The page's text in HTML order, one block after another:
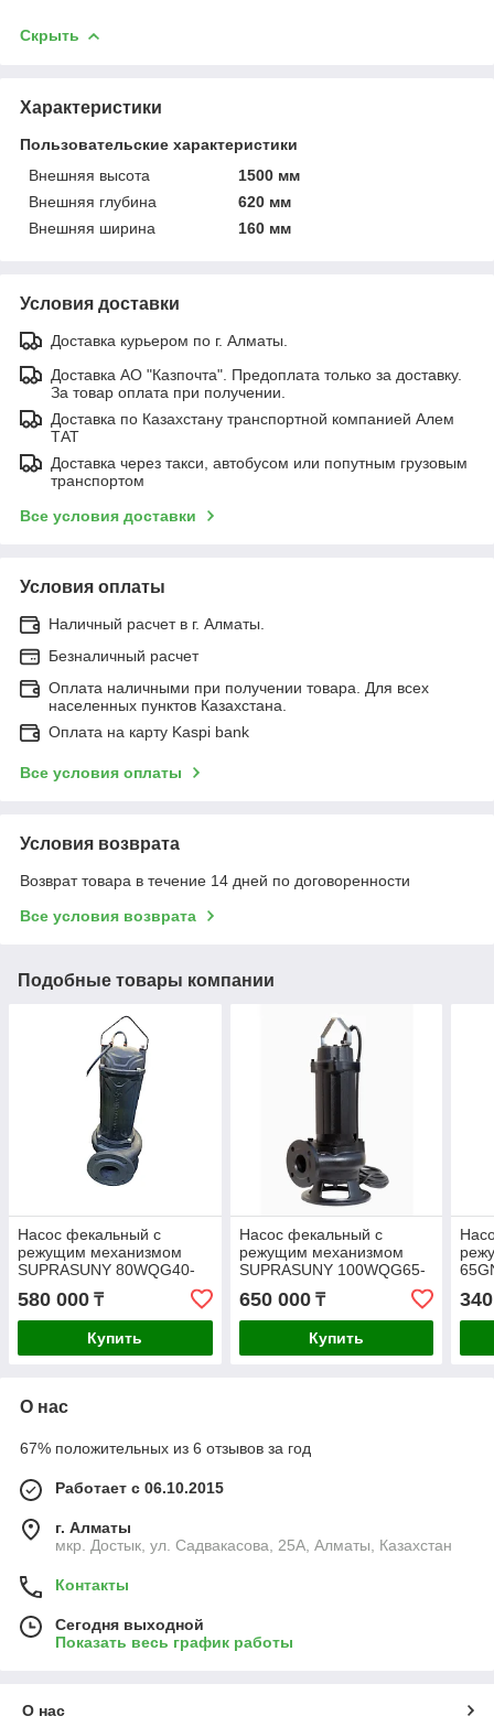
Скрыть
Характеристики
Пользовательские характеристики
Внешняя высота
1500 мм
Внешняя глубина
620 мм
Внешняя ширина
160 мм
Условия доставки
Доставка курьером по г. Алматы.
Доставка АО "Казпочта". Предоплата только за доставку.
За товар оплата при получении.
Доставка по Казахстану транспортной компанией Алем
ТАТ
Доставка через такси, автобусом или попутным грузовым
транспортом
Все условия доставки
Условия оплаты
Наличный расчет в г. Алматы.
Безналичный расчет
Оплата наличными при получении товара. Для всех
населенных пунктов Казахстана.
Оплата на карту Kaspi bank
Все условия оплаты
Условия возврата
Возврат товара в течение 14 дней по договоренности
Все условия возврата
Подобные товары компании
Насос фекальный с
режущим механизмом
SUPRASUNY 80WQG40-
28-7.5, 39.5м, 102м3/ч
580 000 ₸
Купить
Насос фекальный с
режущим механизмом
SUPRASUNY 100WQG65-
23-7.5, 39м, 120м3/ч
650 000₸
Купить
О нас
67% положительных из 6 отзывов за год
Работает с 06.10.2015
г. Алматы
мкр. Достык, ул. Садвакасова, 25А, Алматы, Казахстан
Контакты
Сегодня выходной
Показать весь график работы
О нас